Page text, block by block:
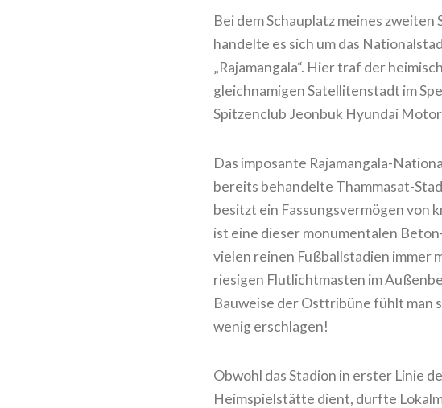
Bei dem Schauplatz meines
handelte es sich um das
„Rajamangala“. Hier traf der
gleichnamigen Satellitenstadt im
Spitzenclub Jeonbuk Hyundai
Das imposante Rajamangala-
bereits behandelte Thammasat-
besitzt ein Fassungsvermögen von
ist eine dieser monumentalen
vielen reinen Fußballstadien immer
riesigen Flutlichtmasten im
Bauweise der Osttribüne fühlt man
wenig erschlagen!
Obwohl das Stadion in erster Linie
Heimspielstätte dient, durfte